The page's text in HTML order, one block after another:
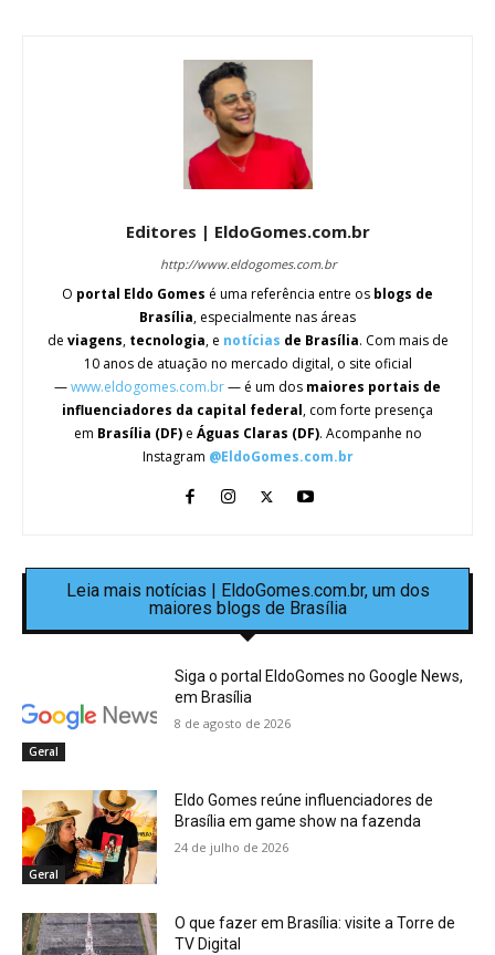
Editores | EldoGomes.com.br
http://www.eldogomes.com.br
O portal Eldo Gomes é uma referência entre os blogs de
Brasília, especialmente nas áreas
de viagens, tecnologia, e notícias de Brasília. Com mais de
10 anos de atuação no mercado digital, o site oficial
—www.eldogomes.com.br— é um dos maiores portais de
influenciadores da capital federal, com forte presença
em Brasília (DF)e Águas Claras (DF). Acompanhe no
Instagram @EldoGomes.com.br
Leia mais notícias | EldoGomes.com.br, um dos
maiores blogs de Brasília
Geral
Siga o portal EldoGomes no Google News,
em Brasília
8 de agosto de 2026
Geral
Eldo Gomes reúne influenciadores de
Brasília em game show na fazenda
24 de julho de 2026
O que fazer em Brasília: visite a Torre de
TV Digital